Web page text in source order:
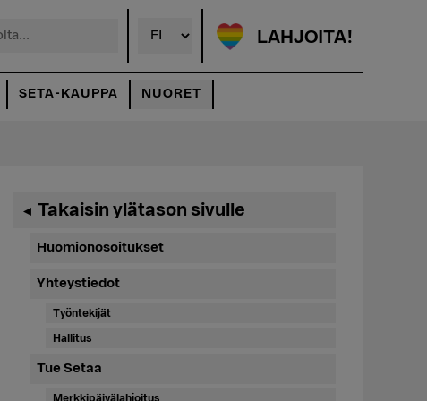
LAHJOITA!
SETA-KAUPPA NUORET
Ensisijainen
sivupalkki
◄ Takaisin ylätason sivulle
Huomionosoitukset
Yhteystiedot
Työntekijät
Hallitus
Tue Setaa
Merkkipäivälahjoitus